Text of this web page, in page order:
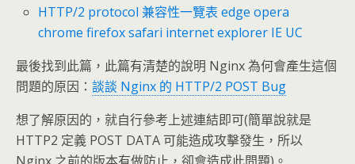
HTTP/2 protocol 兼容性一覽表 edge opera
chrome firefox safari internet explorer IE UC
最後找到此篇，此篇有清楚的說明 Nginx 為何會產生這個
問題的原因： 談談 Nginx 的 HTTP/2 POST Bug
想了解原因的，就自行參考上述連結即可(簡單說就是
HTTP2 定義 POST DATA 可能造成攻擊發生，所以